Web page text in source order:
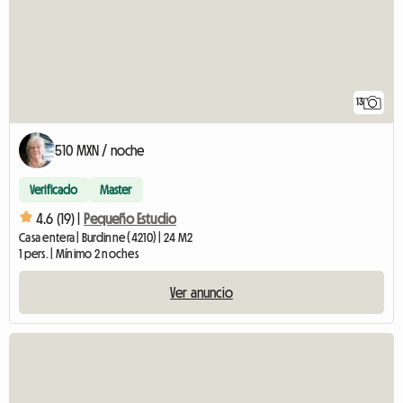
13
510 MXN / noche
Verificado Master
4.6 (19) | Pequeño Estudio
Casa entera | Burdinne (4210) | 24 M2
1 pers. | Mínimo 2 noches
Ver anuncio